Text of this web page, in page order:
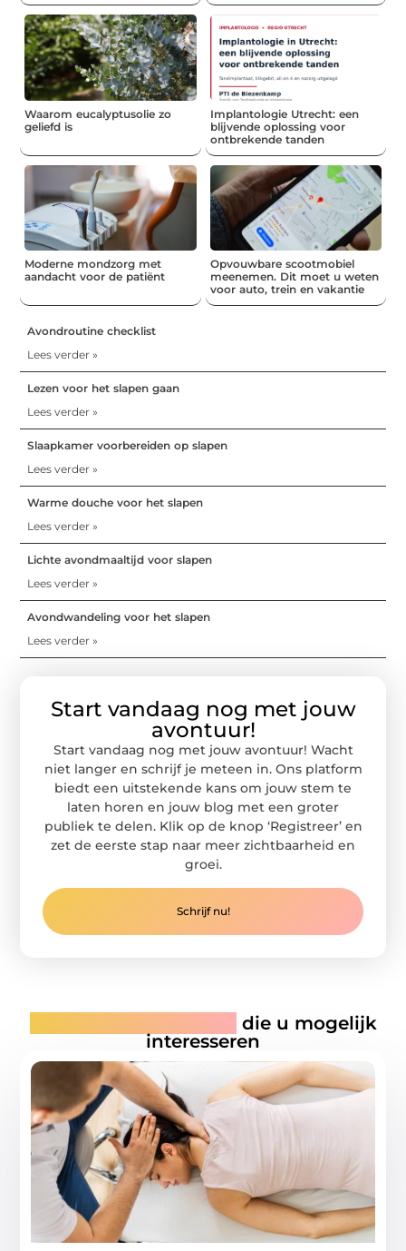
Waarom eucalyptusolie zo
geliefd is
Implantologie Utrecht: een
blijvende oplossing voor
ontbrekende tanden
Moderne mondzorg met
aandacht voor de patiënt
Opvouwbare scootmobiel
meenemen. Dit moet u weten
voor auto, trein en vakantie
Avondroutine checklist
Lees verder »
Lezen voor het slapen gaan
Lees verder »
Slaapkamer voorbereiden op slapen
Lees verder »
Warme douche voor het slapen
Lees verder »
Lichte avondmaaltijd voor slapen
Lees verder »
Avondwandeling voor het slapen
Lees verder »
Start vandaag nog met jouw
avontuur!
Start vandaag nog met jouw avontuur! Wacht
niet langer en schrijf je meteen in. Ons platform
biedt een uitstekende kans om jouw stem te
laten horen en jouw blog met een groter
publiek te delen. Klik op de knop ‘Registreer’ en
zet de eerste stap naar meer zichtbaarheid en
groei.
Schrijf nu!
die u mogelijk
interesseren